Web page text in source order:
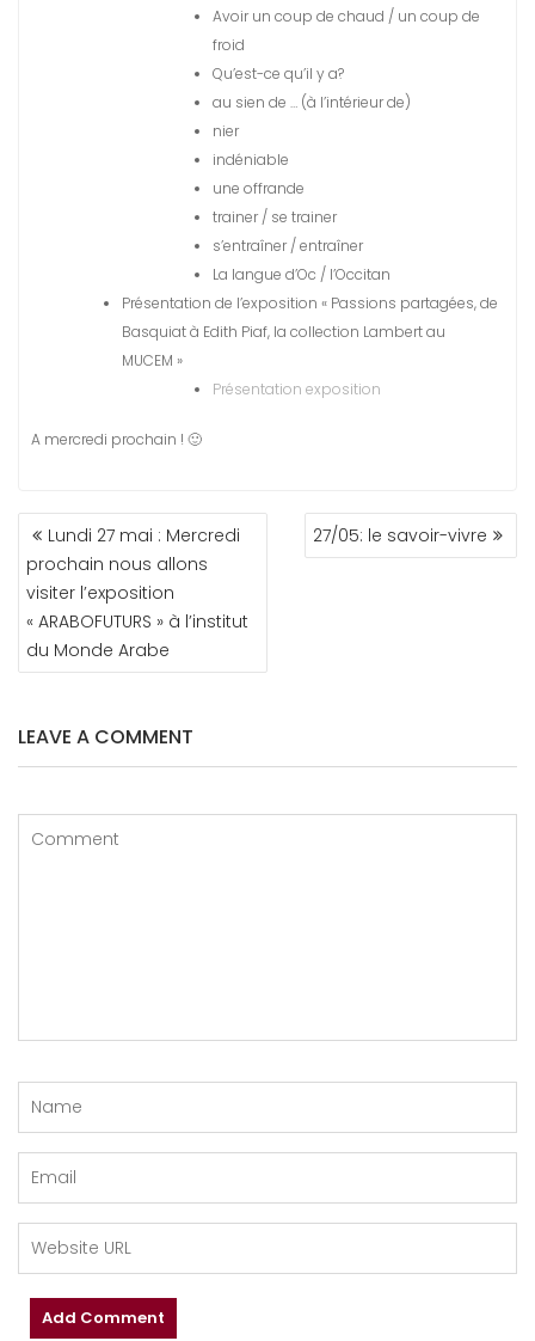
Avoir un coup de chaud / un coup de
froid
Qu’est-ce qu’il y a?
au sien de … (à l’intérieur de)
nier
indéniable
une offrande
trainer / se trainer
s’entraîner / entraîner
La langue d’Oc / l’Occitan
Présentation de l’exposition « Passions partagées, de
Basquiat à Edith Piaf, la collection Lambert au
MUCEM »
Présentation exposition
A mercredi prochain ! 🙂
NAVIGATION
DE
L’ARTICLE
Lundi 27 mai : Mercredi
prochain nous allons
visiter l’exposition
« ARABOFUTURS » à l’institut
du Monde Arabe
27/05: le savoir-vivre
LEAVE A COMMENT